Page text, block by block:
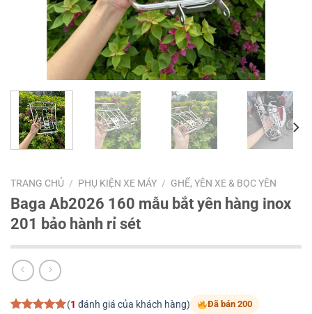
TRANG CHỦ / PHỤ KIỆN XE MÁY / GHẾ, YÊN XE & BỌC YÊN
Baga Ab2026 160 mẫu bắt yên hàng inox
201 bảo hành rỉ sét
(1 đánh giá của khách hàng) Đã bán 200